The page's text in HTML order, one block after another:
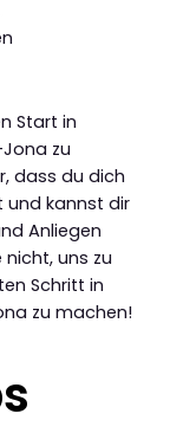
Start in
zu
dass du dich
kannst dir
Anliegen
uns zu
Schritt in
zu machen!